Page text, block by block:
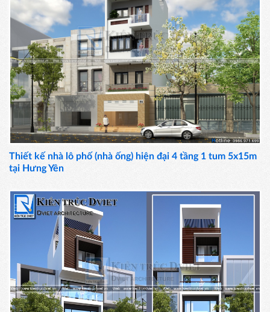
Thiết kế nhà lô phố (nhà ống) hiện đại 4 tầng 1 tum 5x15m
tại Hưng Yên